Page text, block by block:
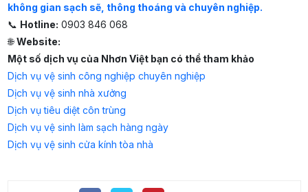
không gian sạch sẽ, thông thoáng và chuyên nghiệp.
📞 Hotline: 0903 846 068
🌐Website:
Một số dịch vụ của Nhơn Việt bạn có thể tham khảo
Dịch vụ vệ sinh công nghiệp chuyên nghiệp
Dịch vụ vệ sinh nhà xưởng
Dịch vụ tiêu diệt côn trùng
Dịch vụ vệ sinh làm sạch hàng ngày
Dịch vụ vệ sinh cửa kính tòa nhà